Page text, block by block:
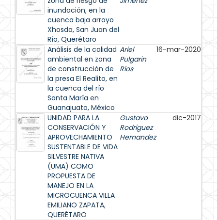
inundación, en la
cuenca baja arroyo
Xhosda, San Juan del
Río, Querétaro
Análisis de la calidad
ambiental en zona
de construcción de
la presa El Realito, en
la cuenca del río
Santa María en
Guanajuato, México
Ariel
Pulgarin
Rios
16-mar-2020
UNIDAD PARA LA
CONSERVACIÓN Y
APROVECHAMIENTO
SUSTENTABLE DE VIDA
SILVESTRE NATIVA
(UMA) COMO
PROPUESTA DE
MANEJO EN LA
MICROCUENCA VILLA
EMILIANO ZAPATA,
QUERÉTARO
Gustavo
Rodriguez
Hernandez
dic-2017